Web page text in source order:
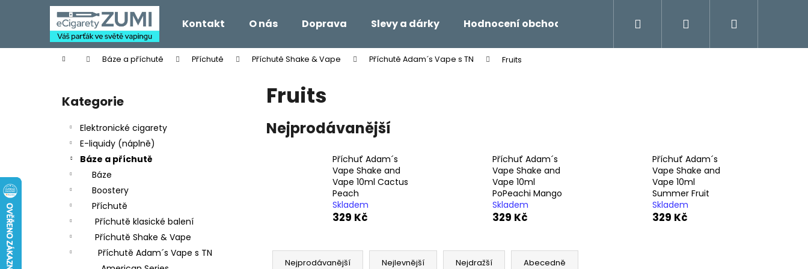
Kontakt O nás Doprava Slevy a dárky Hodnocení obchodu Napište námPřihlášení
Domů Báze a příchutě Příchutě Příchutě Shake & Vape Příchutě Adam´s Vape s TN Fruits
Přeskočit
kategorie
Kategorie
Elektronické cigarety
E-liquidy (náplně)
Báze a příchutě
Báze
Boostery
Příchutě
Příchutě klasické balení
Příchutě Shake & Vape
Příchutě Adam´s Vape s TN
Fruits
Nejprodávanější
Příchuť Adam´s
Vape Shake and
Vape 10ml Cactus
Peach
Skladem
329 Kč
Příchuť Adam´s
Vape Shake and
Vape 10ml
PoPeachi Mango
Skladem
329 Kč
Příchuť Adam´s
Vape Shake and
Vape 10ml
Summer Fruit
Skladem
329 Kč
Ř
Nejprodávanější Nejlevnější Nejdražší Abecedně
í
Zpět
do
Zpět
do
Co potřebujete najít?
Doporučujeme